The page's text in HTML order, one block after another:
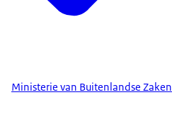
Ministerie van Buitenlandse Zaken